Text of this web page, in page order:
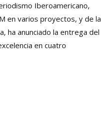
Iberoamericano,
en varios proyectos, y de la
ha anunciado la entrega del
en cuatro